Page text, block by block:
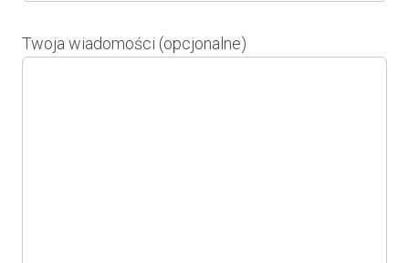
Twoja wiadomości (opcjonalne)